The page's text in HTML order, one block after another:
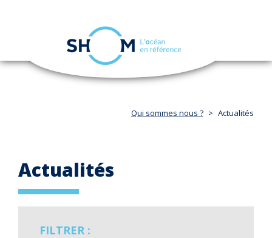
Aller
navigation
Qui sommes nous ? Actualités
Actualités
FILTRER :